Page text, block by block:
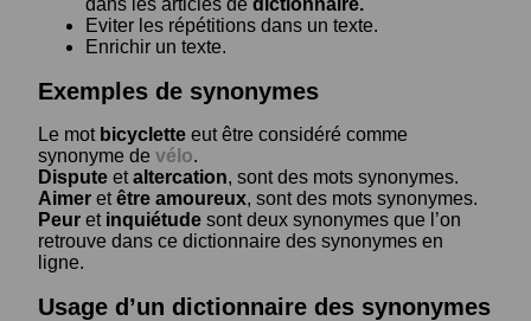
dans les articles de dictionnaire.
Eviter les répétitions dans un texte.
Enrichir un texte.
Exemples de synonymes
Le mot bicyclette eut être considéré comme
synonyme de vélo.
Dispute etaltercation, sont des mots synonymes.
Aimer etêtre amoureux, sont des mots synonymes.
Peur et inquiétude sont deux synonymes que l’on
retrouve dans ce dictionnaire des synonymes en
ligne.
Usage d’un dictionnaire des synonymes